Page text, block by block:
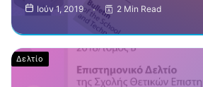
Ιούν 1, 2019 2 Min Read
Δελτίο